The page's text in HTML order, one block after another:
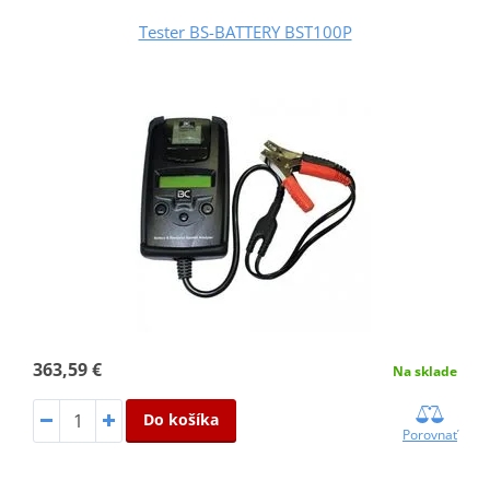
Tester BS-BATTERY BST100P
363,59 € Na sklade
Do košíka
Porovnať